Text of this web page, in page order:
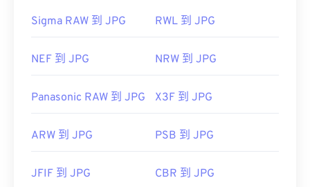
Sigma RAW 到 JPG RWL 到 JPG
NEF 到 JPG NRW 到 JPG
Panasonic RAW 到 JPG X3F 到 JPG
ARW 到 JPG PSB 到 JPG
JFIF 到 JPG CBR 到 JPG